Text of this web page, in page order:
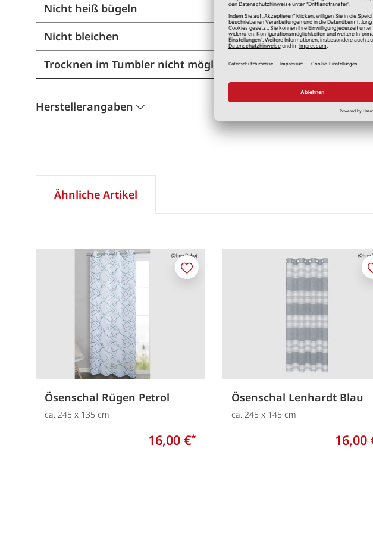
Nicht heiß bügeln
Ja
Nicht bleichen
Ja
Trocknen im Tumbler nicht möglich
Ja
Herstellerangaben
Ähnliche Artikel
Ösenschal Rügen Petrol
ca. 245 x 135 cm
16,00 €*
Merken
Ösenschal Lenhardt Blau
ca. 245 x 145 cm
16,00